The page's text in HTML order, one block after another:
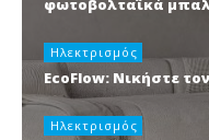
φωτοβολταϊκά
Ηλεκτρισμός
EcoFlow: Νικήστε
Ηλεκτρισμός